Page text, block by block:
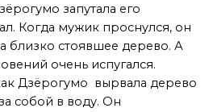
запутала его
Когда мужик проснулся, он
близко стоявшее дерево. А
очень испугался.
Дзёрогумо вырвала дерево
собой в воду. Он